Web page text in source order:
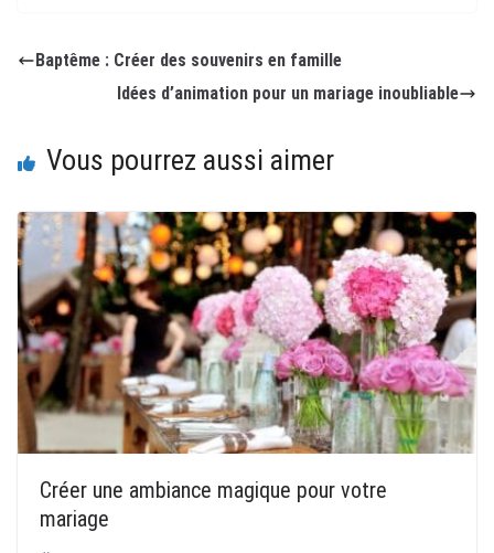
Baptême : Créer des souvenirs en famille
Idées d’animation pour un mariage inoubliable
Vous pourrez aussi aimer
Créer une ambiance magique pour votre
mariage